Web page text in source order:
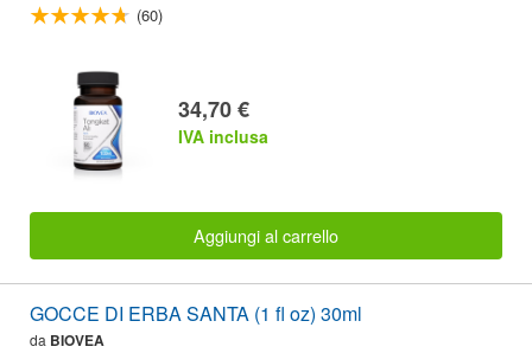
(60)
34,70 €
IVA inclusa
Aggiungi al carrello
GOCCE DI ERBA SANTA (1 fl oz) 30ml
da BIOVEA